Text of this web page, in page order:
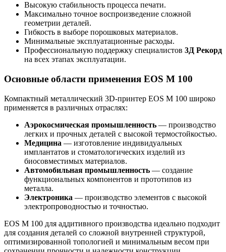
Высокую стабильность процесса печати.
Максимально точное воспроизведение сложной
геометрии деталей.
Гибкость в выборе порошковых материалов.
Минимальные эксплуатационные расходы.
Профессиональную поддержку специалистов 3Д Рекорд
на всех этапах эксплуатации.
Основные области применения EOS M 100
Компактный металлический 3D-принтер EOS M 100 широко
применяется в различных отраслях:
Аэрокосмическая промышленность — производство
легких и прочных деталей с высокой термостойкостью.
Медицина — изготовление индивидуальных
имплантатов и стоматологических изделий из
биосовместимых материалов.
Автомобильная промышленность — создание
функциональных компонентов и прототипов из
металла.
Электроника — производство элементов с высокой
электропроводностью и точностью.
EOS M 100 для аддитивного производства идеально подходит
для создания деталей со сложной внутренней структурой,
оптимизированной топологией и минимальным весом при